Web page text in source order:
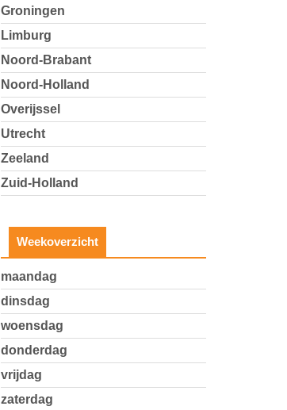
Groningen
Limburg
Noord-Brabant
Noord-Holland
Overijssel
Utrecht
Zeeland
Zuid-Holland
Weekoverzicht
maandag
dinsdag
woensdag
donderdag
vrijdag
zaterdag